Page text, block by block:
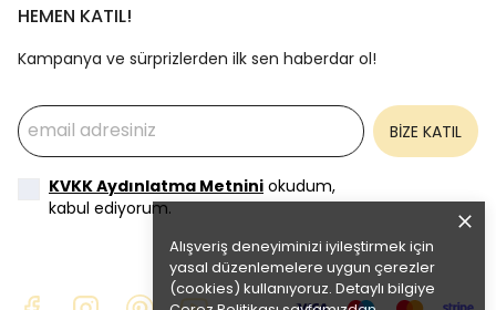
Alışveriş deneyiminizi iyileştirmek için
yasal düzenlemelere uygun çerezler
(cookies) kullanıyoruz. Detaylı bilgiye
HEMEN KATIL!
Kampanya ve sürprizlerden ilk sen haberdar ol!
BİZE KATIL
KVKK Aydınlatma Metnini okudum,
kabul ediyorum.